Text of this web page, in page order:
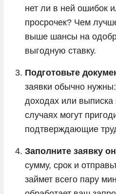
нет ли в ней ошибок
просрочек? Чем
выше шансы на
выгодную ставку.
Подготовьте
заявки обычно
доходах или выписка
случаях могут
подтверждающие
Заполните заявку
сумму, срок и
займет всего пару